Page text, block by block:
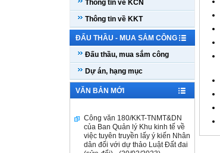
Thông tin về KCN
Thông tin về KKT
ĐẤU THẦU - MUA SẮM CÔNG
Đấu thầu, mua sắm công
Dự án, hạng mục
VĂN BẢN MỚI
Công văn 180/KKT-TNMT&DN
của Ban Quản lý Khu kinh tế về
việc tuyên truyền lấy ý kiến Nhân
dân đối với dự thảo Luật Đất đai
(sửa đổi) - (20/02/2023)